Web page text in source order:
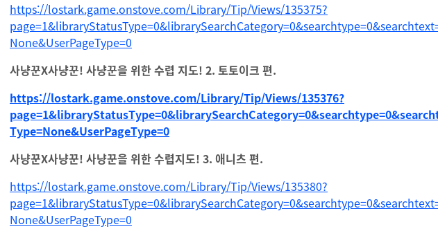
https://lostark.game.onstove.com/Library/Tip/Views/135375?
None&UserPageType=0
사냥꾼X사냥꾼! 사냥꾼을 위한 수렵 지도! 2. 토토이크 편.
https://lostark.game.onstove.com/Library/Tip/Views/135376?
Type=None&UserPageType=0
사냥꾼X사냥꾼! 사냥꾼을 위한 수렵지도! 3. 애니츠 편.
https://lostark.game.onstove.com/Library/Tip/Views/135380?
None&UserPageType=0